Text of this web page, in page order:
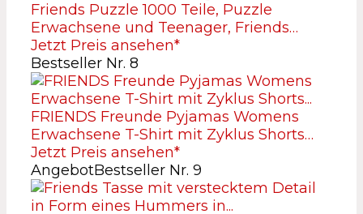
Friends Puzzle 1000 Teile, Puzzle
Erwachsene und Teenager, Friends…
Jetzt Preis ansehen*
Bestseller Nr. 8
FRIENDS Freunde Pyjamas Womens
Erwachsene T-Shirt mit Zyklus Shorts…
Jetzt Preis ansehen*
AngebotBestseller Nr. 9